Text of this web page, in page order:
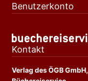
Benutzerkonto
Kontakt
Verlag des ÖGB GmbH,